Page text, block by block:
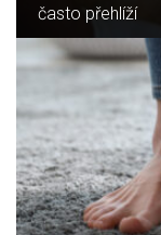
často přehlíží